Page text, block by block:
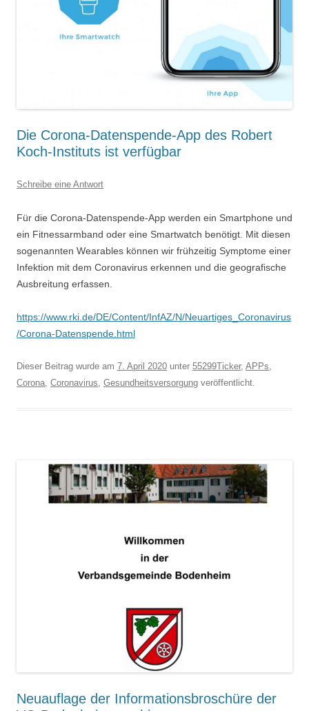
Die Corona-Datenspende-App des Robert
Koch-Instituts ist verfügbar
Schreibe eine Antwort
Für die Corona-Datenspende-App werden ein Smartphone und
ein Fitnessarmband oder eine Smartwatch benötigt. Mit diesen
sogenannten Wearables können wir frühzeitig Symptome einer
Infektion mit dem Coronavirus erkennen und die geografische
Ausbreitung erfassen.
https://www.rki.de/DE/Content/InfAZ/N/Neuartiges_Coronavirus
/Corona-Datenspende.html
Dieser Beitrag wurde am 7. April 2020 unter 55299Ticker, APPs
Corona Coronavirus Gesundheitsversorgung veröffentlicht.
Neuauflage der Informationsbroschüre der